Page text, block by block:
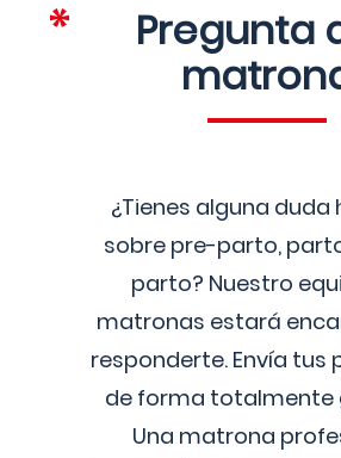
Pregunta
¿Tienes alguna duda
sobre pre-parto,
parto? Nuestro
matronas estará
responderte. Envía tus
de forma totalmente
Una matrona